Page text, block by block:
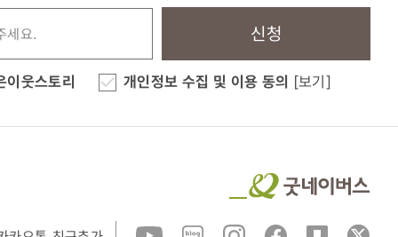
신청
이웃스토리 개인정보 수집 및 이용 동의 [보기]